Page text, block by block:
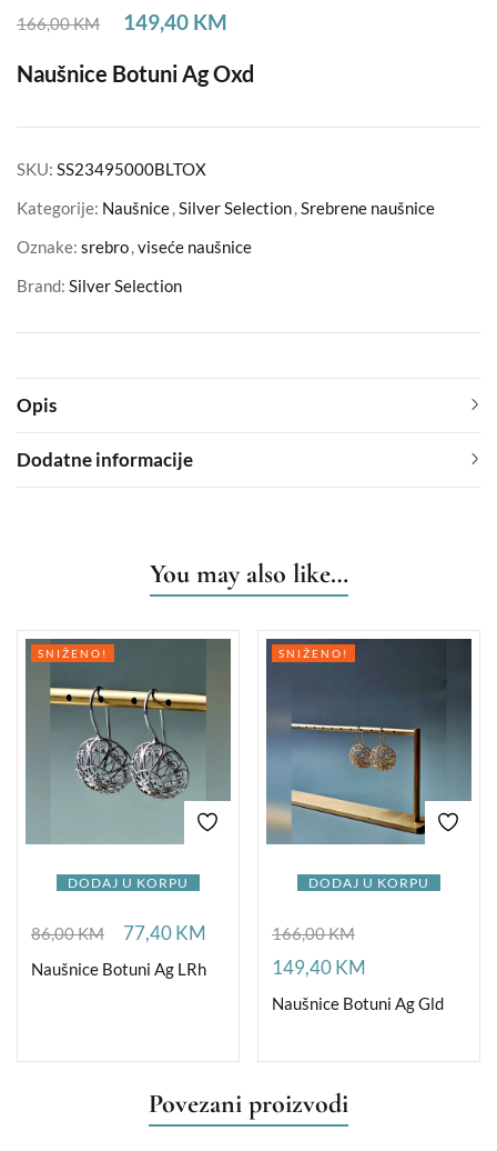
166,00KM 149,40 KM
Naušnice Botuni Ag Oxd
SKU: SS23495000BLTOX
Kategorije: Naušnice,Silver Selection,Srebrene naušnice
Oznake: srebro,viseće naušnice
Brand: Silver Selection
Opis
Dodatne informacije
You may also like…
DODAJ U KORPU
SNIŽENO!
86,00KM 77,40KM
Naušnice Botuni Ag LRh
DODAJ U KORPU
SNIŽENO!
166,00KM
149,40KM
Naušnice Botuni Ag Gld
Povezani proizvodi